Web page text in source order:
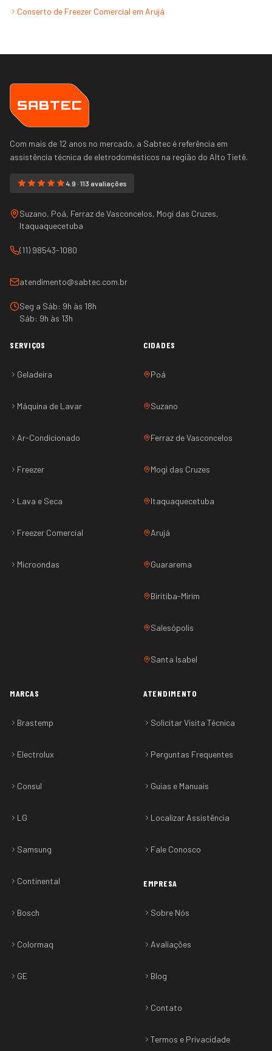
Conserto de Freezer Comercial em Arujá
Com mais de 12 anos no mercado, a Sabtec é referência em
assistência técnica de eletrodomésticos na região do Alto Tietê.
4.9 · 113 avaliações
Suzano, Poá, Ferraz de Vasconcelos, Mogi das Cruzes,
Itaquaquecetuba
(11) 98543-1080
atendimento@sabtec.com.br
Seg a Sáb: 9h às 18h
Sáb: 9h às 13h
SERVIÇOS
Geladeira
Máquina de Lavar
Ar-Condicionado
Freezer
Lava e Seca
Freezer Comercial
Microondas
CIDADES
Poá
Suzano
Ferraz de Vasconcelos
Mogi das Cruzes
Itaquaquecetuba
Arujá
Guararema
Biritiba-Mirim
Salesópolis
Santa Isabel
MARCAS
Brastemp
Electrolux
Consul
LG
Samsung
Continental
Bosch
Colormaq
GE
ATENDIMENTO
Solicitar Visita Técnica
Perguntas Frequentes
Guias e Manuais
Localizar Assistência
Fale Conosco
EMPRESA
Sobre Nós
Avaliações
Blog
Contato
Termos e Privacidade